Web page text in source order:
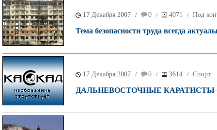
17 Декабря 2007 / 0 / 4071 / Под
Тема безопасности труда всегда
17 Декабря 2007 / 0 / 3614 / Спорт
ДАЛЬНЕВОСТОЧНЫЕ КАРАТИСТЫ